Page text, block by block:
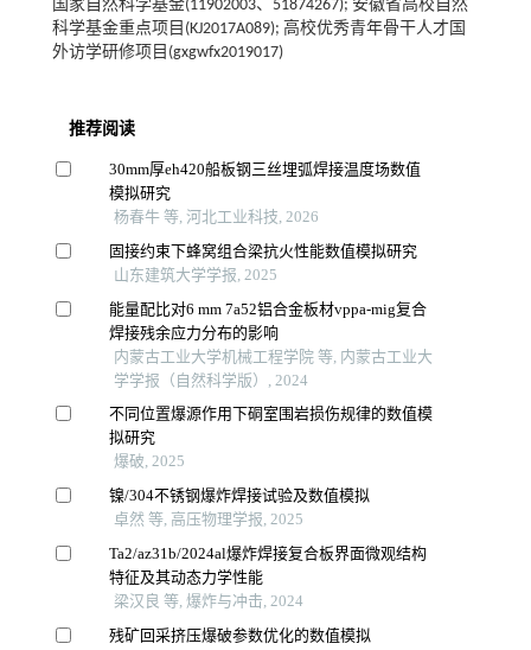
国家自然科学基金(11902003、51874267); 安徽省高校自然
科学基金重点项目(KJ2017A089); 高校优秀青年骨干人才国
外访学研修项目(gxgwfx2019017)